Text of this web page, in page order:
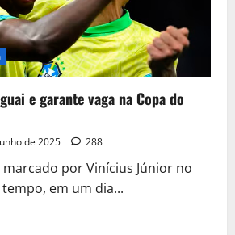
e garante vaga na Copa do
de 2025 288
por Vinícius Júnior no
em um dia...